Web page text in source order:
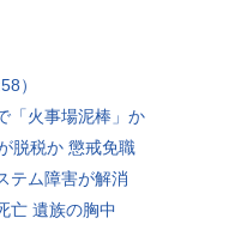
）
「火事場泥棒」か
脱税か 懲戒免職
テム障害が解消
亡 遺族の胸中